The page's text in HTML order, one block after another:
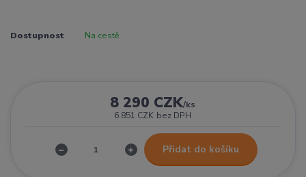
Dostupnost Na cestě
8 290 CZK/ks
6 851 CZK bez DPH
Přidat do košíku